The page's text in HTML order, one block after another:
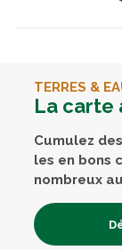
TERRES &
La carte
Cumulez
les en bons
nombreux